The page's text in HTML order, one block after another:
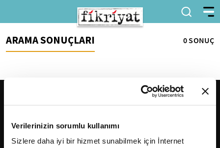
Verilerinizin sorumlu kullanımı
Sizlere daha iyi bir hizmet sunabilmek için İnternet
ARAMA SONUÇLARI 0 SONUÇ